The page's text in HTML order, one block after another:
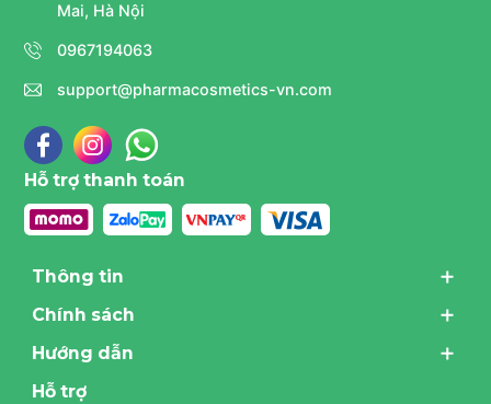
Mai, Hà Nội
0967194063
support@pharmacosmetics-vn.com
Hỗ trợ thanh toán
Thông tin
Chính sách
Hướng dẫn
Hỗ trợ